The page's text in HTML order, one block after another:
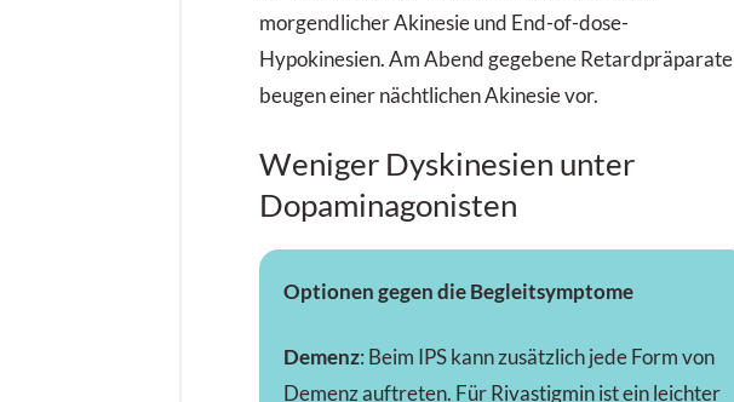
morgendlicher Akinesie und End-of-dose-
Hypokinesien. Am Abend gegebene Retardpräparate
beugen einer nächtlichen Akinesie vor.
Weniger Dyskinesien unter
Dopaminagonisten
Optionen gegen die Begleitsymptome
Demenz: Beim IPS kann zusätzlich jede Form von
Demenz auftreten. Für Rivastigmin ist ein leichter